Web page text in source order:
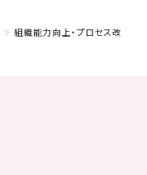
組織能力向上・プロセス改